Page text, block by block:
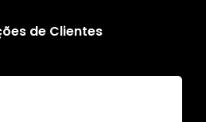
de Clientes